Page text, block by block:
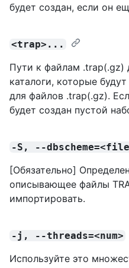
будет создан, если он
<trap>...
Пути к файлам .trap(.gz)
каталоги, которые
для файлов .trap(.gz).
будет создан пустой
-S, --
[Обязательно]
описывающее файлы
импортировать.
-j, --threads=<num>
Используйте это